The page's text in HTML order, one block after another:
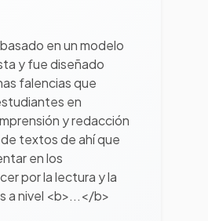
en un modelo
y fue diseñado
falencias que
en
y redacción
textos de ahí que
en los
por la lectura y la
a nivel <b>...</b>